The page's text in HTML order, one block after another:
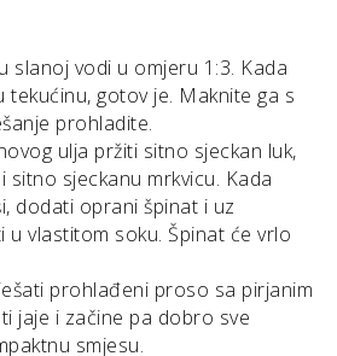
slanoj vodi u omjeru 1:3. Kada
tekućinu, gotov je. Maknite ga s
prohladite.
ulja pržiti sitno sjeckan luk,
sitno sjeckanu mrkvicu. Kada
dodati oprani špinat i uz
u vlastitom soku. Špinat će vrlo
prohlađeni proso sa pirjanim
jaje i začine pa dobro sve
smjesu.